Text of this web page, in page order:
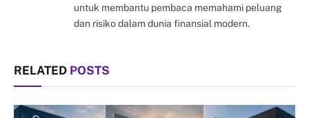
untuk membantu pembaca memahami peluang
dan risiko dalam dunia finansial modern.
RELATED POSTS